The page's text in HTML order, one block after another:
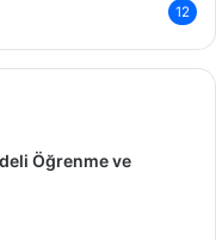
12
Öğrenme ve